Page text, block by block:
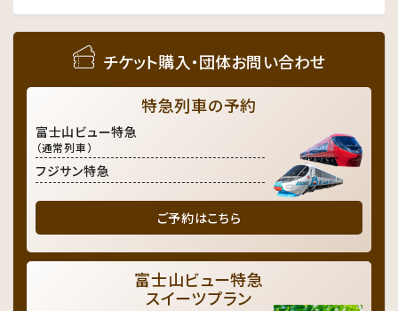
チケット購入・団体お問い合わせ
特急列車の予約
富士山ビュー特急
（通常列車）
フジサン特急
ご予約はこちら
富士山ビュー特急
スイーツプラン